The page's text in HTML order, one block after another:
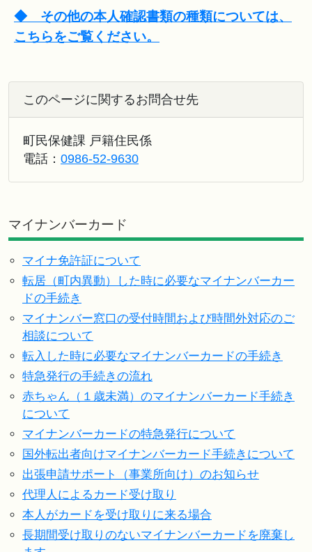
◆ その他の本人確認書類の種類については、
こちらをご覧ください。
このページに関するお問合せ先
町民保健課 戸籍住民係
電話： 0986-52-9630
マイナンバーカード
マイナ免許証について
転居（町内異動）した時に必要なマイナンバーカー
ドの手続き
マイナンバー窓口の受付時間および時間外対応のご
相談について
転入した時に必要なマイナンバーカードの手続き
特急発行の手続きの流れ
赤ちゃん（１歳未満）のマイナンバーカード手続き
について
マイナンバーカードの特急発行について
国外転出者向けマイナンバーカード手続きについて
出張申請サポート（事業所向け）のお知らせ
代理人によるカード受け取り
本人がカードを受け取りに来る場合
長期間受け取りのないマイナンバーカードを廃棄し